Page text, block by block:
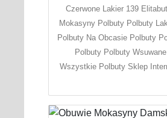
Czerwone Lakier 139
Mokasyny Polbuty Polbuty
Polbuty Na Obcasie Polbuty
Polbuty Polbuty
Wszystkie Polbuty Sklep